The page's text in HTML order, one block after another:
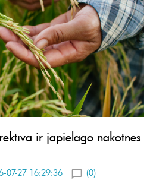
ir jāpielāgo nākotnes
07-27 16:29:36 (0)